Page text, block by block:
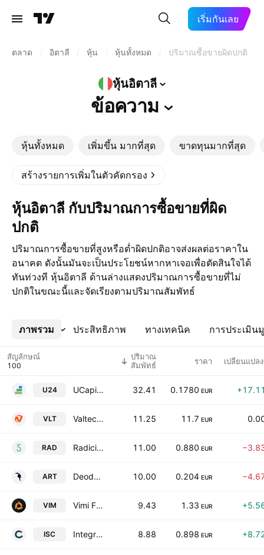
เริ่มกันเลย
ตลาด อิตาลี หุ้น หุ้นทั้งหมด ปริมาณซื้อขายผิดปกติ
หุ้นอิตาลี
ข้อความ
หุ้นทั้งหมด เพิ่มขึ้น มากที่สุด ขาดทุนมากที่สุด
สร้างรายการเพิ่มในตัวคัดกรอง
หุ้นอิตาลี กับปริมาณการซื้อขายที่ผิด
ปกติ
ปริมาณการซื้อขายที่สูงหรือต่ำผิดปกติอาจส่งผลต่อราคาใน
อนาคต ดังนั้นมันจะเป็นประโยชน์หากหาเจอเพื่อตัดสินใจได้
ทันท่วงที หุ้นอิตาลี ด้านล่างแสดงปริมาณการซื้อขายที่ไม่
ปกติในขณะนี้และจัดเรียงตามปริมาณสัมพัทธ์
ภาพรวม ประสิทธิภาพ ทางเทคนิค การประเมิน
เพิ่มเติม
สัญลักษณ์
ปริมาณ
สัมพัทธ์
ราคา เปลี่ยนแปล
U24 UCapital24 SpA Class A 32.41 0.1780 EUR
VLT Valtecne S.p.A. 11.25 11.7 EUR
RAD Radici Pietro Industries & Brands SpA 11.00 0.880 EUR
ART Deodato.Gallery S.P.A. 10.00 0.204 EUR
VIM Vimi Fasteners SpA 9.43 1.33 EUR
ISC Integrated System Credit Consulting Fintech S.p.A. 8.88 0.898 EUR